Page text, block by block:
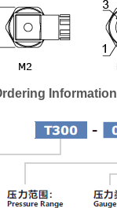
Information